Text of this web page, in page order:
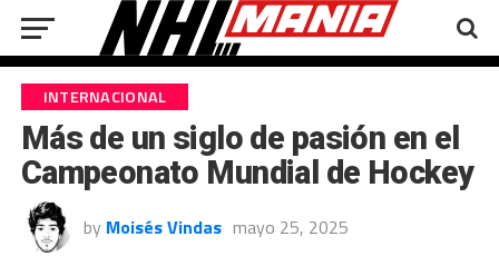
INTERNACIONAL
Más de un siglo de pasión en el
Campeonato Mundial de Hockey
by Moisés Vindas mayo 25, 2025